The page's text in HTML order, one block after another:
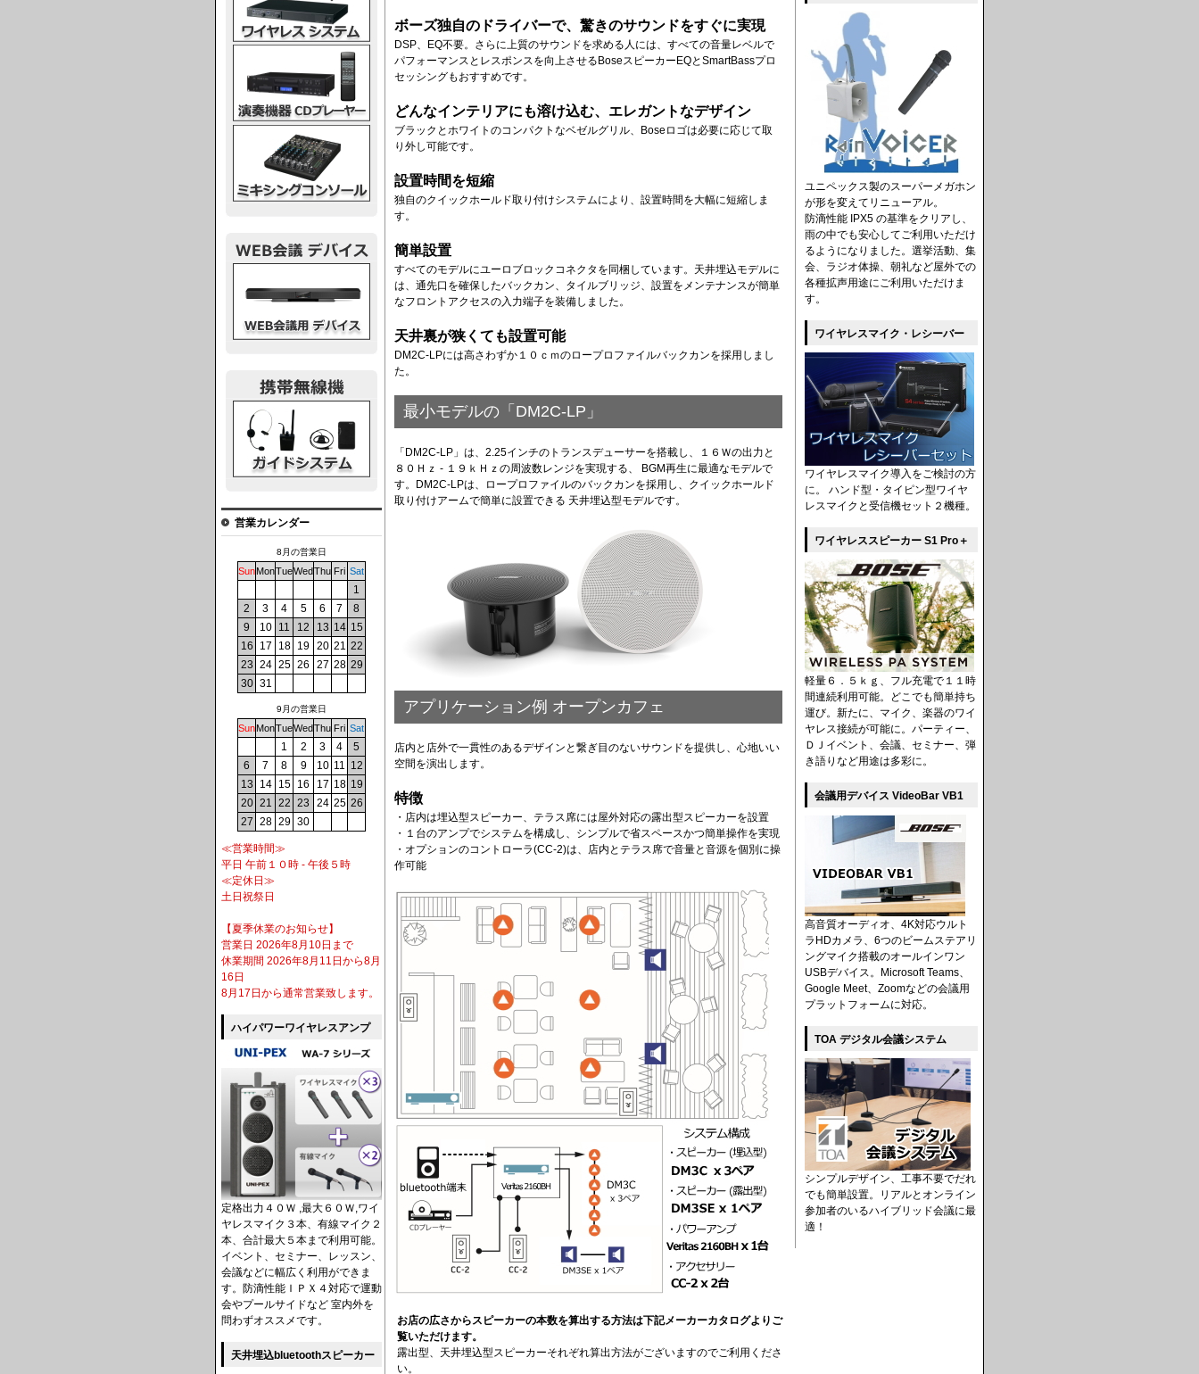
ボーズ独自のドライバーで、驚きのサウンドをすぐに実現
DSP、EQ不要。さらに上質のサウンドを求める人には、すべての音量レベルで
パフォーマンスとレスポンスを向上させるBoseスピーカーEQとSmartBassプロ
セッシングもおすすめです。
どんなインテリアにも溶け込む、エレガントなデザイン
ブラックとホワイトのコンパクトなベゼルグリル、Boseロゴは必要に応じて取
り外し可能です。
設置時間を短縮
独自のクイックホールド取り付けシステムにより、設置時間を大幅に短縮しま
す。
簡単設置
すべてのモデルにユーロブロックコネクタを同梱しています。天井埋込モデルに
は、通先口を確保したバックカン、タイルブリッジ、設置をメンテナンスが簡単
なフロントアクセスの入力端子を装備しました。
天井裏が狭くても設置可能
DM2C-LPには高さわずか１０ｃｍのロープロファイルバックカンを採用しまし
た。
最小モデルの「DM2C-LP」
「DM2C-LP」は、2.25インチのトランスデューサーを搭載し、１６Ｗの出力と
８０Ｈｚ - １９ｋＨｚの周波数レンジを実現する、 BGM再生に最適なモデルで
す。DM2C-LPは、ロープロファイルのバックカンを採用し、クイックホールド
取り付けアームで簡単に設置できる 天井埋込型モデルです。
アプリケーション例 オープンカフェ
店内と店外で一貫性のあるデザインと繋ぎ目のないサウンドを提供し、心地いい
空間を演出します。
特徴
・店内は埋込型スピーカー、テラス席には屋外対応の露出型スピーカーを設置
・１台のアンプでシステムを構成し、シンプルで省スペースかつ簡単操作を実現
・オプションのコントローラ(CC-2)は、店内とテラス席で音量と音源を個別に操
作可能
お店の広さからスピーカーの本数を算出する方法は下記メーカーカタログよりご
覧いただけます。
露出型、天井埋込型スピーカーそれぞれ算出方法がございますのでご利用くださ
い。
営業カレンダー
8月の営業日
SunMonTueWedThu Fri Sat
1
2
3 4 5 6 7
8
9
10 11 12 13 14 15
16
17 18 19 20 21 22
23 24 25 26 27 28 29
30 31
9月の営業日
SunMonTueWedThu Fri Sat
1 2 3 4
5
6
7 8 9 10 11 12
13
14 15 16 17 18 19
20 21 22 23 24 25 26
27 28 29 30
≪営業時間≫
平日 午前１０時 - 午後５時
≪定休日≫
土日祝祭日
【夏季休業のお知らせ】
営業日 2026年8月10日まで
休業期間 2026年8月11日から8月
16日
8月17日から通常営業致します。
ハイパワーワイヤレスアンプ
定格出力４０Ｗ ,最大６０Ｗ,ワイ
ヤレスマイク３本、有線マイク２
本、合計最大５本まで利用可能。
イベント、セミナー、レッスン、
会議などに幅広く利用ができま
す。防滴性能ＩＰＸ４対応で運動
会やプールサイドなど 室内外を
問わずオススメです。
天井埋込bluetoothスピーカー
ユニペックス製のスーパーメガホン
が形を変えてリニューアル。
防滴性能 IPX5 の基準をクリアし、
雨の中でも安心してご利用いただけ
るようになりました。選挙活動、集
会、ラジオ体操、朝礼など屋外での
各種拡声用途にご利用いただけま
す。
ワイヤレスマイク・レシーバー
ワイヤレスマイク導入をご検討の方
に。 ハンド型・タイピン型ワイヤ
レスマイクと受信機セット２機種。
ワイヤレススピーカー S1 Pro＋
軽量６．５ｋｇ、フル充電で１１時
間連続利用可能。どこでも簡単持ち
運び。新たに、マイク、楽器のワイ
ヤレス接続が可能に。パーティー、
ＤＪイベント、会議、セミナー、弾
き語りなど用途は多彩に。
会議用デバイス VideoBar VB1
高音質オーディオ、4K対応ウルト
ラHDカメラ、6つのビームステアリ
ングマイク搭載のオールインワン
USBデバイス。Microsoft Teams、
Google Meet、Zoomなどの会議用
プラットフォームに対応。
TOA デジタル会議システム
シンプルデザイン、工事不要でだれ
でも簡単設置。リアルとオンライン
参加者のいるハイブリッド会議に最
適！